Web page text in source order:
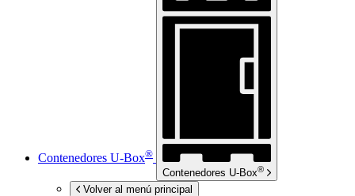
Contenedores U-Box®
Contenedores U-Box®
Volver al menú principal